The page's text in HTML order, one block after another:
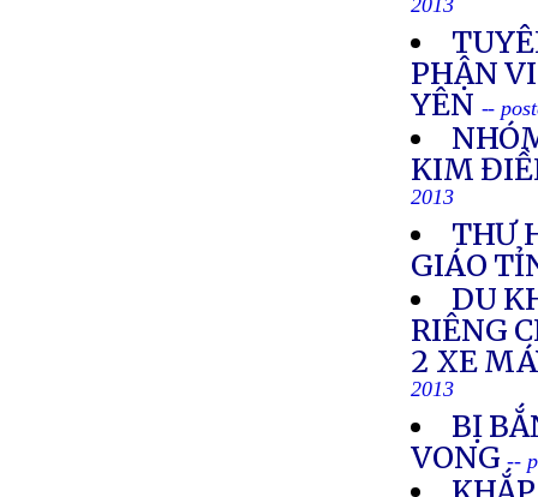
2013
PHẬN
YÊN --
KIM
2013
THƯ
GIÁO
DU
RIÊNG
2 XE
2013
BỊ
VONG --